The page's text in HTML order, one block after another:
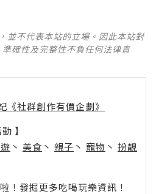
並不代表本站的立場。因此本站對
確性及完整性不負任何法律責
《社群創作有價企劃》
】
丶 美食 丶 親子 丶 寵物 丶 扮靚
發掘更多吃喝玩樂資訊！